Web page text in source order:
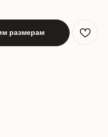
размерам